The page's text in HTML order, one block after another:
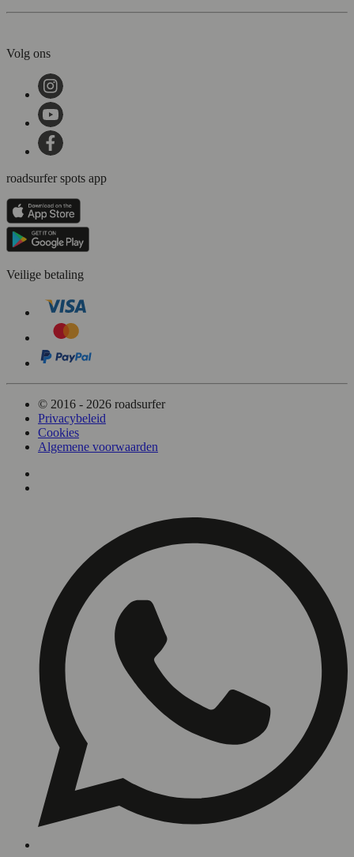
Volg ons
roadsurfer spots app
Veilige betaling
© 2016 - 2026 roadsurfer
Privacybeleid
Cookies
Algemene voorwaarden